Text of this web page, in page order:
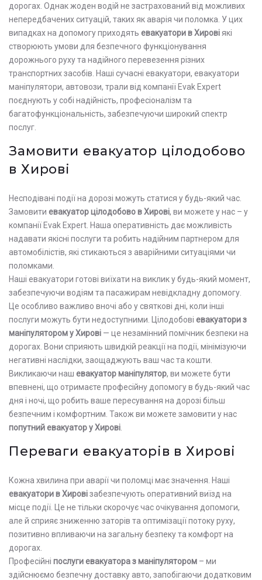
дорогах. Однак жоден водій не застрахований від можливих
непередбачених ситуацій, таких як аварія чи поломка. У цих
випадках на допомогу приходять евакуатори в Хирові які
створюють умови для безпечного функціонування
дорожнього руху та надійного перевезення різних
транспортних засобів. Наші сучасні евакуатори, евакуатори
маніпулятори, автовози, трали від компанії Evak Expert
поєднують у собі надійність, професіоналізм та
багатофункціональність, забезпечуючи широкий спектр
послуг.
Замовити евакуатор цілодобово
в Хирові
Несподівані події на дорозі можуть статися у будь-який час.
Замовити евакуатор цілодобово в Хирові, ви можете у нас – у
компанії Evak Expert. Наша оперативність дає можливість
надавати якісні послуги та робить надійним партнером для
автомобілістів, які стикаються з аварійними ситуаціями чи
поломками.
Наші евакуатори готові виїхати на виклик у будь-який момент,
забезпечуючи водіям та пасажирам невідкладну допомогу.
Це особливо важливо вночі або у святкові дні, коли інші
послуги можуть бути недоступними. Цілодобові евакуатори з
маніпулятором у Хирові — це незамінний помічник безпеки на
дорогах. Вони сприяють швидкій реакції на події, мінімізуючи
негативні наслідки, заощаджують ваш час та кошти.
Викликаючи наш евакуатор маніпулятор, ви можете бути
впевнені, що отримаєте професійну допомогу в будь-який час
дня і ночі, що робить ваше пересування на дорозі більш
безпечним і комфортним. Також ви можете замовити у нас
попутний евакуатор у Хирові
Переваги евакуаторів в Хирові
Кожна хвилина при аварії чи поломці має значення. Наші
евакуатори в Хировізабезпечують оперативний виїзд на
місце події. Це не тільки скорочує час очікування допомоги,
але й сприяє зниженню заторів та оптимізації потоку руху,
позитивно впливаючи на загальну безпеку та комфорт на
дорогах.
Професійні послуги евакуатора з маніпулятором – ми
здійснюємо безпечну доставку авто, запобігаючи додатковим